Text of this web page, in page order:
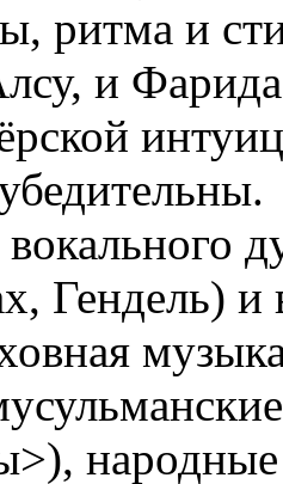
ритма и
и
Гендель) и
народные